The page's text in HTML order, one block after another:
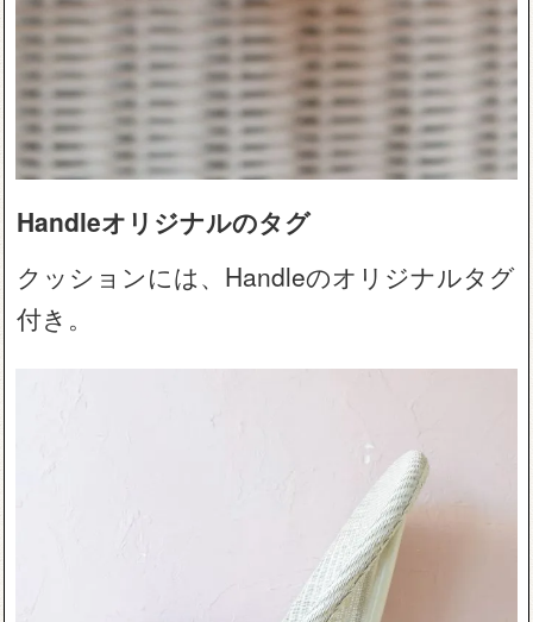
Handleオリジナルのタグ
クッションには、Handleのオリジナルタグ
付き。